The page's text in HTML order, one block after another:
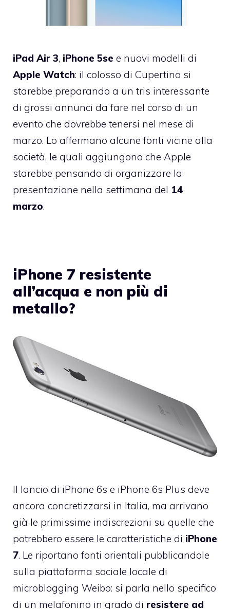
iPad Air 3, iPhone 5se e nuovi modelli di
Apple Watch: il colosso di Cupertino si
starebbe preparando a un tris interessante
di grossi annunci da fare nel corso di un
evento che dovrebbe tenersi nel mese di
marzo. Lo affermano alcune fonti vicine alla
società, le quali aggiungono che Apple
starebbe pensando di organizzare la
presentazione nella settimana del 14
marzo.
iPhone 7 resistente
all’acqua e non più di
metallo?
Il lancio di iPhone 6s e iPhone 6s Plus deve
ancora concretizzarsi in Italia, ma arrivano
già le primissime indiscrezioni su quelle che
potrebbero essere le caratteristiche di iPhone
7. Le riportano fonti orientali pubblicandole
sulla piattaforma sociale locale di
microblogging Weibo: si parla nello specifico
di un melafonino in grado di resistere ad